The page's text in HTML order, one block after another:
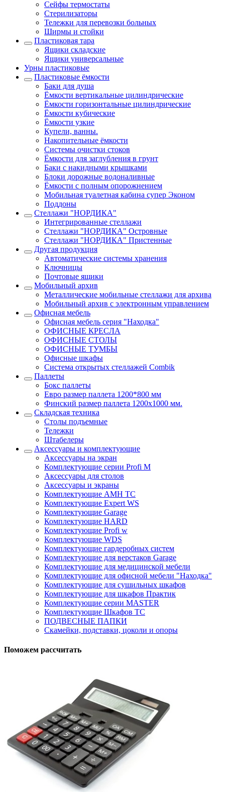
Сейфы термостаты
Стерилизаторы
Тележки для перевозки больных
Ширмы и стойки
Пластиковая тара
Ящики складские
Ящики универсальные
Урны пластиковые
Пластиковые ёмкости
Баки для душа
Ёмкости вертикальные цилиндрические
Ёмкости горизонтальные цилиндрические
Ёмкости кубические
Ёмкости узкие
Купели, ванны.
Накопительные ёмкости
Системы очистки стоков
Ёмкости для заглубления в грунт
Баки с накидными крышками
Блоки дорожные водоналивные
Ёмкости с полным опорожнением
Мобильная туалетная кабина супер Эконом
Поддоны
Стеллажи "НОРДИКА"
Интегрированные стеллажи
Стеллажи "НОРДИКА" Островные
Стеллажи "НОРДИКА" Пристенные
Другая продукция
Автоматические системы хранения
Ключницы
Почтовые ящики
Мобильный архив
Металлические мобильные стеллажи для архива
Мобильный архив с электронным управлением
Офисная мебель
Офисная мебель серия "Находка"
ОФИСНЫЕ КРЕСЛА
ОФИСНЫЕ СТОЛЫ
ОФИСНЫЕ ТУМБЫ
Офисные шкафы
Система открытых стеллажей Combik
Паллеты
Бокс паллеты
Евро размер паллета 1200*800 мм
Финский размер паллета 1200х1000 мм.
Складская техника
Столы подъемные
Тележки
Штабелеры
Аксессуары и комплектующие
Аксессуары на экран
Комплектующие серии Profi M
Аксессуары для столов
Аксессуары и экраны
Комплектующие AMH TC
Комплектующие Expert WS
Комплектующие Garage
Комплектующие HARD
Комплектующие Profi w
Комплектующие WDS
Комплектующие гардеробных систем
Комплектующие для верстаков Garage
Комплектующие для медицинской мебели
Комплектующие для офисной мебели "Находка"
Комплектующие для сушильных шкафов
Комплектующие для шкафов Практик
Комплектующие серии MASTER
Комплектующие Шкафов ТС
ПОДВЕСНЫЕ ПАПКИ
Скамейки, подставки, цоколи и опоры
Поможем рассчитать